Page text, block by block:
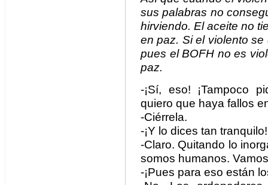
sus palabras no
hirviendo. El aceite no
en paz. Si el violento
pues el BOFH no es
paz.
-¡Sí, eso! ¡Tampoco
quiero que haya fallos
-Ciérrela.
-¡Y lo dices tan tranquilo!
-Claro. Quitando lo
somos humanos.
-¡Pues para eso están